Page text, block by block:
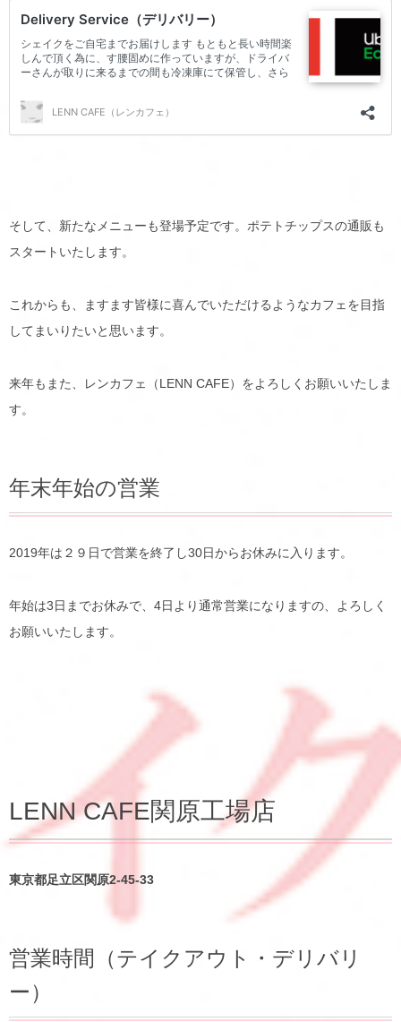
そして、新たなメニューも登場予定です。ポテトチップスの通販も
スタートいたします。
これからも、ますます皆様に喜んでいただけるようなカフェを目指
してまいりたいと思います。
来年もまた、レンカフェ（LENN CAFE）をよろしくお願いいたしま
す。
年末年始の営業
2019年は２９日で営業を終了し30日からお休みに入ります。
年始は3日までお休みで、4日より通常営業になりますの、よろしく
お願いいたします。
LENN CAFE関原工場店
東京都足立区関原2-45-33
営業時間（テイクアウト・デリバリ
ー）